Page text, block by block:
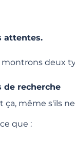
à vos
», « Adresses E-
attentes.
deux
de recherche
ça, même s'ils
que :